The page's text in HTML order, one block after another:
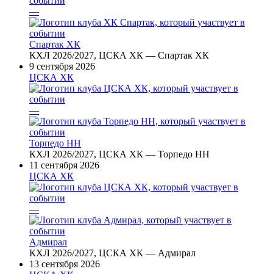
—
Спартак ХК
КХЛ 2026/2027, ЦСКА ХК — Спартак ХК
9 сентября 2026
ЦСКА ХК
—
Торпедо НН
КХЛ 2026/2027, ЦСКА ХК — Торпедо НН
11 сентября 2026
ЦСКА ХК
—
Адмирал
КХЛ 2026/2027, ЦСКА ХК — Адмирал
13 сентября 2026